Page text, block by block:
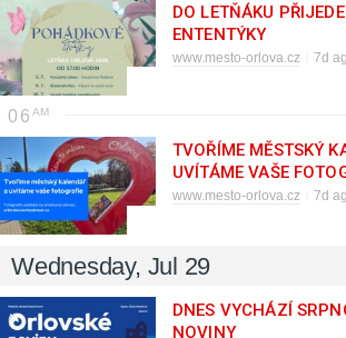
DO LETŇÁKU
ENTENTÝKY
www.mesto-orlova.cz 7d
06
TVOŘÍME MĚSTSKÝ
UVÍTÁME VAŠE
www.mesto-orlova.cz 7d
Wednesday, Jul 29
DNES VYCHÁZÍ
NOVINY